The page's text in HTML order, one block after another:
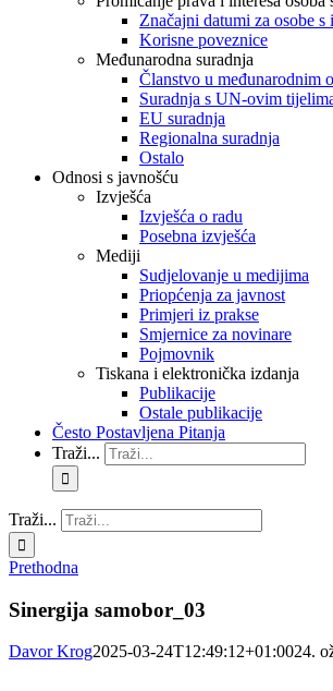
Značajni datumi za osobe
Korisne poveznice
Međunarodna suradnja
Članstvo u međunarodnim
Suradnja s UN-ovim
EU suradnja
Regionalna suradnja
Ostalo
Odnosi s javnošću
Izvješća
Izvješća o radu
Posebna izvješća
Mediji
Sudjelovanje u medijima
Priopćenja za javnost
Primjeri iz prakse
Smjernice za novinare
Pojmovnik
Tiskana i elektronička izdanja
Publikacije
Ostale publikacije
Često Postavljena Pitanja
Traži...
Traži...
Prethodna
Sinergija samobor_03
Davor Krog2025-03-24T12:49:12+01:0024.